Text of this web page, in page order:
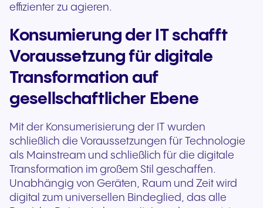
effizienter zu agieren.
Konsumierung der IT schafft
Voraussetzung für digitale
Transformation auf
gesellschaftlicher Ebene
Mit der Konsumerisierung der IT wurden
schließlich die Voraussetzungen für Technologie
als Mainstream und schließlich für die digitale
Transformation im großem Stil geschaffen.
Unabhängig von Geräten, Raum und Zeit wird
digital zum universellen Bindeglied, das alle